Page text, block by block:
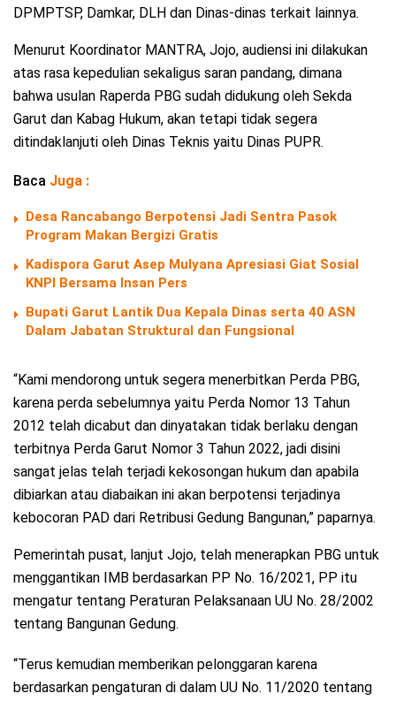
DPMPTSP, Damkar, DLH dan Dinas-dinas terkait lainnya.
Menurut Koordinator MANTRA, Jojo, audiensi ini dilakukan
atas rasa kepedulian sekaligus saran pandang, dimana
bahwa usulan Raperda PBG sudah didukung oleh Sekda
Garut dan Kabag Hukum, akan tetapi tidak segera
ditindaklanjuti oleh Dinas Teknis yaitu Dinas PUPR.
Baca Juga :
Desa Rancabango Berpotensi Jadi Sentra Pasok
Program Makan Bergizi Gratis
Kadispora Garut Asep Mulyana Apresiasi Giat Sosial
KNPI Bersama Insan Pers
Bupati Garut Lantik Dua Kepala Dinas serta 40 ASN
Dalam Jabatan Struktural dan Fungsional
“Kami mendorong untuk segera menerbitkan Perda PBG,
karena perda sebelumnya yaitu Perda Nomor 13 Tahun
2012 telah dicabut dan dinyatakan tidak berlaku dengan
terbitnya Perda Garut Nomor 3 Tahun 2022, jadi disini
sangat jelas telah terjadi kekosongan hukum dan apabila
dibiarkan atau diabaikan ini akan berpotensi terjadinya
kebocoran PAD dari Retribusi Gedung Bangunan,” paparnya.
Pemerintah pusat, lanjut Jojo, telah menerapkan PBG untuk
menggantikan IMB berdasarkan PP No. 16/2021, PP itu
mengatur tentang Peraturan Pelaksanaan UU No. 28/2002
tentang Bangunan Gedung.
“Terus kemudian memberikan pelonggaran karena
berdasarkan pengaturan di dalam UU No. 11/2020 tentang